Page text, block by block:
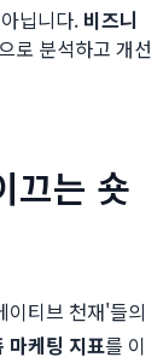
닙니다. 비즈니
로 분석하고 개선
끄는 숏
이티브 천재'들의
마케팅 지표를 이